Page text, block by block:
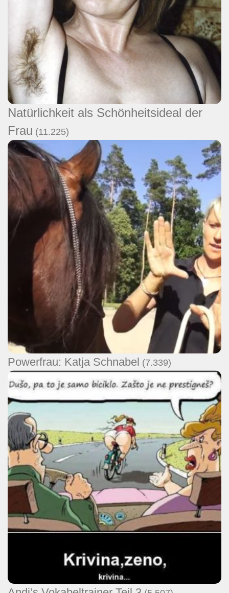
Natürlichkeit als Schönheitsideal der
Frau (11.225)
Powerfrau: Katja Schnabel (7.339)